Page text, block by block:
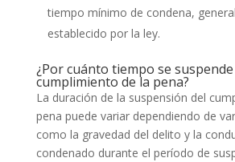
tiempo mínimo de condena,
establecido por la ley.
¿Por cuánto tiempo se
cumplimiento de la pena?
La duración de la suspensión del
pena puede variar dependiendo de
como la gravedad del delito y la
condenado durante el período de